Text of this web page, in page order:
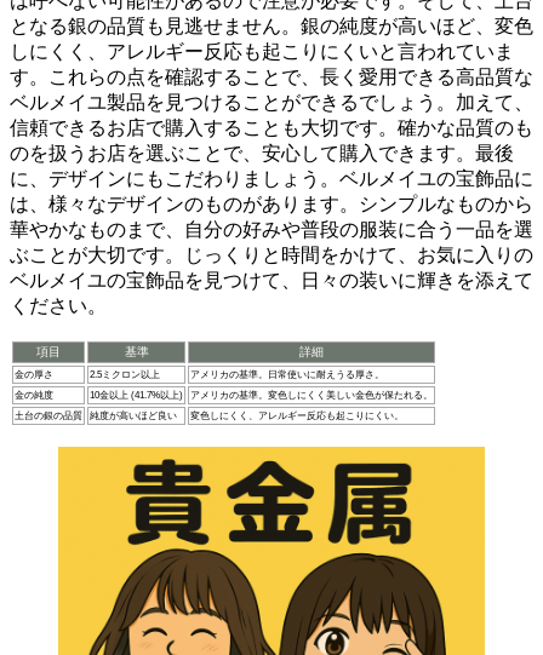
となる銀の品質も見逃せません。銀の純度が高いほど、変色
しにくく、アレルギー反応も起こりにくいと言われていま
す。これらの点を確認することで、長く愛用できる高品質な
ベルメイユ製品を見つけることができるでしょう。加えて、
信頼できるお店で購入することも大切です。 確かな品質のも
のを扱うお店を選ぶことで、安心して購入できます。最後
に、デザインにもこだわりましょう。ベルメイユの宝飾品に
は、様々なデザインのものがあります。シンプルなものから
華やかなものまで、
自分の好みや普段の服装に合う一品を選
ぶことが大切です。じっくりと時間をかけて、お気に入りの
ベルメイユの宝飾品を見つけて、日々の装いに輝きを添えて
ください。
項目 基準 詳細
金の厚さ 2.5ミクロン以上
アメリカの基準。日常使いに耐えうる厚さ。
金の純度
10金以上 (41.7%以上)
アメリカの基準。変色しにくく美しい金色が保たれる。
土台の銀の品質
純度が高いほど良い 変色しにくく、アレルギー反応も起こりにくい。